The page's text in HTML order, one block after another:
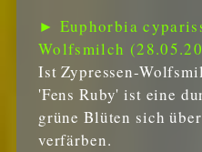
► Euphorbia
Wolfsmilch
Ist Zypressen-
'Fens Ruby' ist eine
grüne Blüten sich
verfärben.